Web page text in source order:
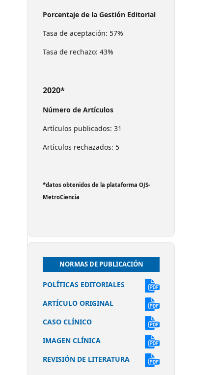
Porcentaje de la Gestión Editorial
Tasa de aceptación: 57%
Tasa de rechazo: 43%
2020*
Número de Artículos
Artículos publicados: 31
Artículos rechazados: 5
*datos obtenidos de la plataforma OJS-
MetroCiencia
NORMAS DE PUBLICACIÓN
POLÍTICAS EDITORIALES
ARTÍCULO ORIGINAL
CASO CLÍNICO
IMAGEN CLÍNICA
REVISIÓN DE LITERATURA